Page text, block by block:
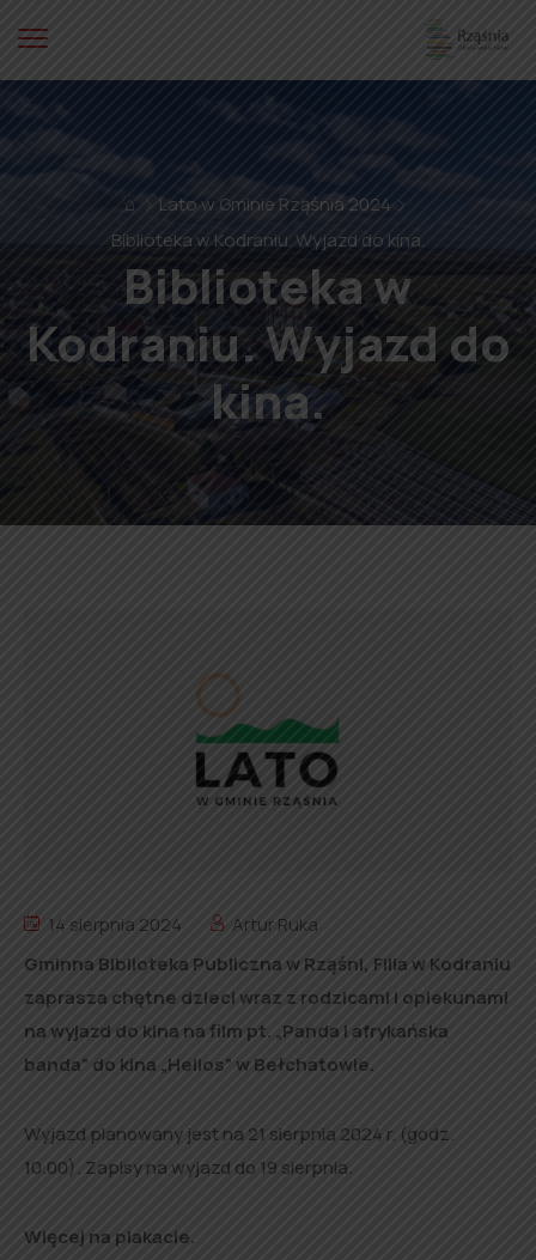
⌂
Lato w Gminie Rząśnia 2024
Biblioteka w Kodraniu. Wyjazd do kina.
Biblioteka w
Kodraniu. Wyjazd do
kina.
14 sierpnia 2024
Artur Ruka
Gminna Biblioteka Publiczna w Rząśni, Filia w Kodraniu
zaprasza chętne dzieci wraz z rodzicami i opiekunami
na wyjazd do kina na film pt. „Panda i afrykańska
banda” do kina „Helios” w Bełchatowie.
Wyjazd planowany jest na 21 sierpnia 2024 r. (godz.
10.00). Zapisy na wyjazd do 19 sierpnia.
Więcej na plakacie.